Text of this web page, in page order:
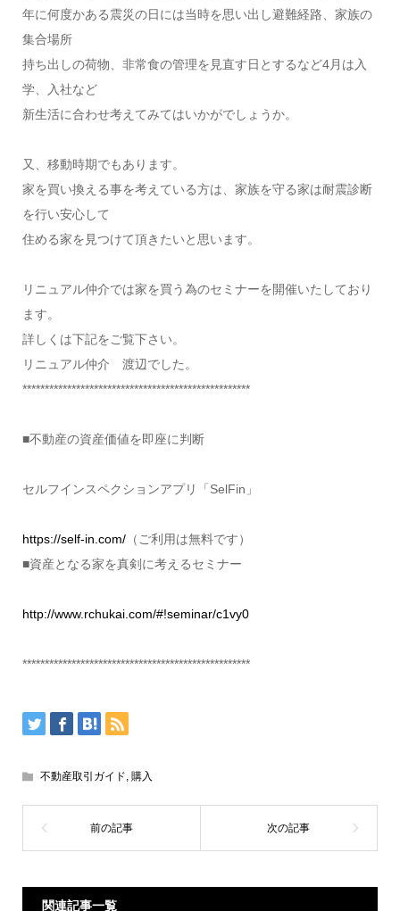
年に何度かある震災の日には当時を思い出し避難経路、家族の
集合場所
持ち出しの荷物、非常食の管理を見直す日とするなど4月は入
学、入社など
新生活に合わせ考えてみてはいかがでしょうか。
又、移動時期でもあります。
家を買い換える事を考えている方は、家族を守る家は耐震診断
を行い安心して
住める家を見つけて頂きたいと思います。
リニュアル仲介では家を買う為のセミナーを開催いたしており
ます。
詳しくは下記をご覧下さい。
リニュアル仲介 渡辺でした。
***************************************************
■不動産の資産価値を即座に判断
セルフインスペクションアプリ「SelFin」
https://self-in.com/（ご利用は無料です）
■資産となる家を真剣に考えるセミナー
http://www.rchukai.com/#!seminar/c1vy0
***************************************************
不動産取引ガイド, 購入
関連記事一覧